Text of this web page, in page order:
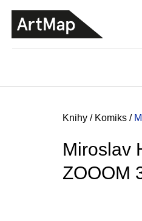
Domů
Knihy / Komiks /
Miroslav
ZOOOM
ZPĚT
DO
OBCHODU
ZPĚT
DO
OBCHODU